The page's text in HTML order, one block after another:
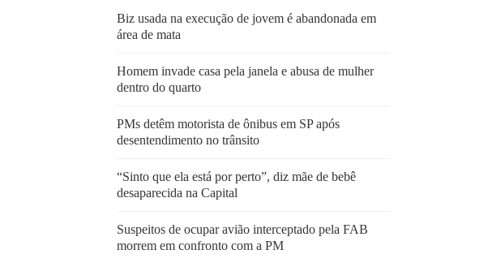
Biz usada na execução de jovem é abandonada em
área de mata
Homem invade casa pela janela e abusa de mulher
dentro do quarto
PMs detêm motorista de ônibus em SP após
desentendimento no trânsito
“Sinto que ela está por perto”, diz mãe de bebê
desaparecida na Capital
Suspeitos de ocupar avião interceptado pela FAB
morrem em confronto com a PM